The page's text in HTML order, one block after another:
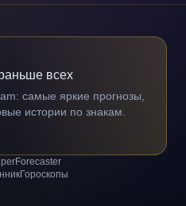
всех
самые яркие прогнозы,
истории по знакам.
Гороскопы